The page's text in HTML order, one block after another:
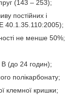
(143 – 253);
постійних і
40.1.35.110:2005);
не менше 50%;
(до 24 годин);
полікарбонату;
клемної кришки;